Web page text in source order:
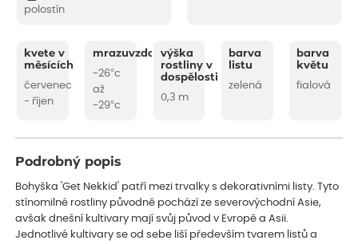
polostín
kvete v
měsících
červenec
- říjen
mrazuvzdornost
-26°c
až
-29°c
výška
rostliny v
dospělosti
0,3 m
barva
listu
zelená
barva
květu
fialová
Podrobný popis
Bohyška 'Get Nekkid' patří mezi trvalky s dekorativními listy. Tyto
stínomilné rostliny původně pochází ze severovýchodní Asie,
avšak dnešní kultivary mají svůj původ v Evropě a Asii.
Jednotlivé kultivary se od sebe liší především tvarem listů a